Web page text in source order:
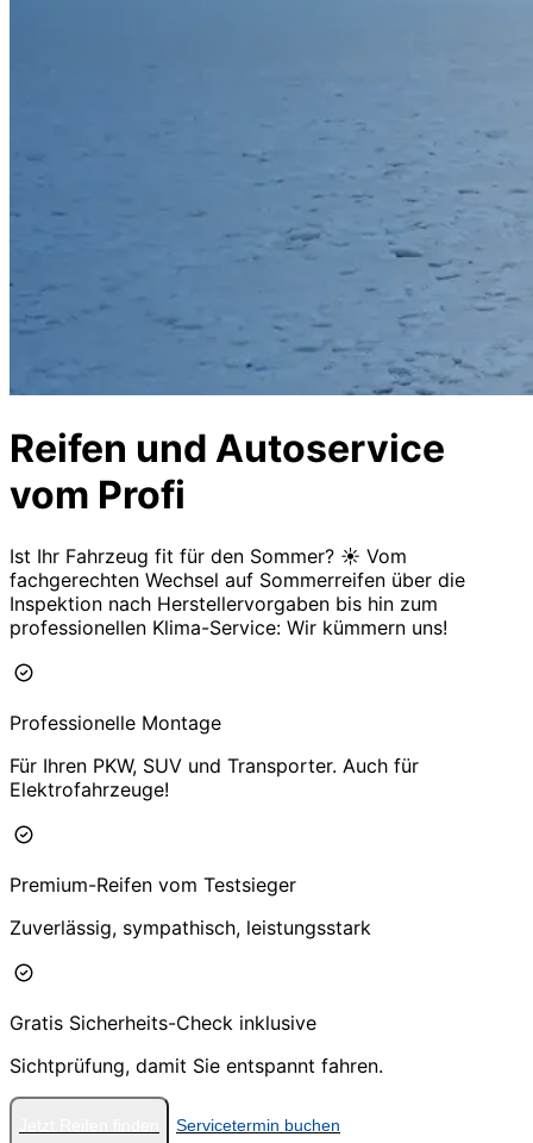
Reifen und Autoservice
vom Profi
Ist Ihr Fahrzeug fit für den Sommer? ☀️ Vom
fachgerechten Wechsel auf Sommerreifen über die
Inspektion nach Herstellervorgaben bis hin zum
professionellen Klima-Service: Wir kümmern uns!
Professionelle Montage
Für Ihren PKW, SUV und Transporter. Auch für
Elektrofahrzeuge!
Premium-Reifen vom Testsieger
Zuverlässig, sympathisch, leistungsstark
Gratis Sicherheits-Check inklusive
Sichtprüfung, damit Sie entspannt fahren.
Servicetermin buchen